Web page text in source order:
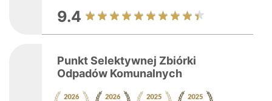
9.4
Punkt Selektywnej Zbiórki
Odpadów Komunalnych